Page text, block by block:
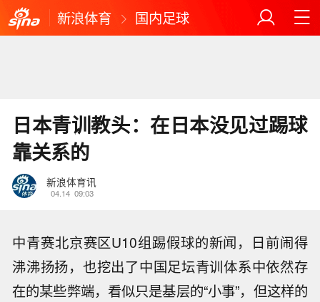
新浪体育 国内足球
日本青训教头：在日本没见过踢球
靠关系的
新浪体育讯
04.14 09:03
中青赛北京赛区U10组踢假球的新闻，日前闹得
沸沸扬扬，也挖出了中国足坛青训体系中依然存
在的某些弊端，看似只是基层的“小事”，但这样的